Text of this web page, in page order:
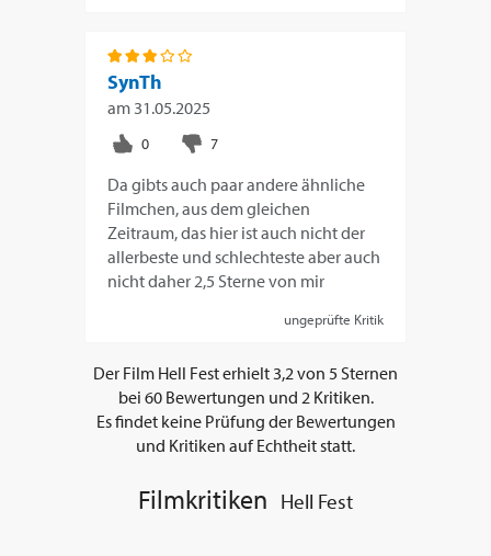
SynTh
am 31.05.2025
Da gibts auch paar andere ähnliche
Filmchen, aus dem gleichen
Zeitraum, das hier ist auch nicht der
allerbeste und schlechteste aber auch
nicht daher 2,5 Sterne von mir
ungeprüfte Kritik
Der Film Hell Festerhielt3,2von 5Sternen
bei 60Bewertungen und 2Kritiken.
Es findet keine Prüfung der Bewertungen
und Kritiken auf Echtheit statt.
Filmkritiken Hell Fest